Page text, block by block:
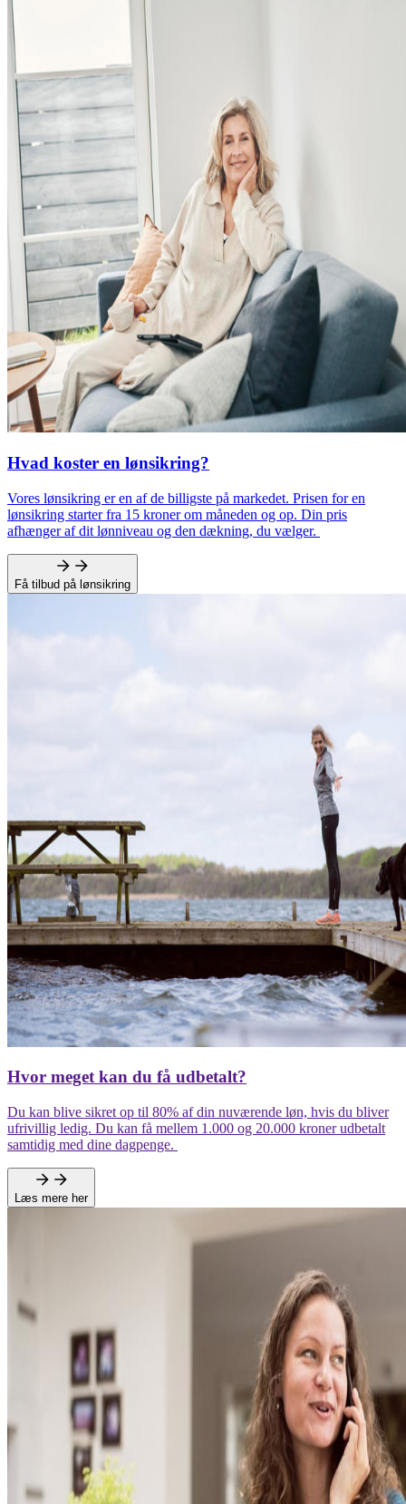
Hvad koster en lønsikring?
Vores lønsikring er en af de billigste på markedet. Prisen for en
lønsikring starter fra 15 kroner om måneden og op. Din pris
afhænger af dit lønniveau og den dækning, du vælger.
Få tilbud på lønsikring
Hvor meget kan du få udbetalt?
Du kan blive sikret op til 80% af din nuværende løn, hvis du bliver
ufrivillig ledig. Du kan få mellem 1.000 og 20.000 kroner udbetalt
samtidig med dine dagpenge.
Læs mere her